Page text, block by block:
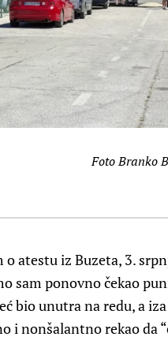
Foto Branko
atestu iz Buzeta, 3.
sam ponovno čekao
bio unutra na redu, a
i nonšalantno rekao da